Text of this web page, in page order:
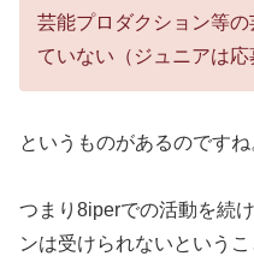
芸能プロダクション等
ていない（ジュニアは応
というものがあるのですね
つまり8iperでの活動を続
ンは受けられないというこ